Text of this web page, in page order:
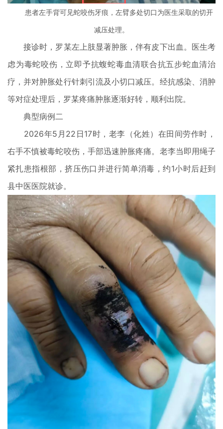
患者左手背可见蛇咬伤牙痕，左臂多处切口为医生采取的切开
减压处理。
接诊时，罗某左上肢显著肿胀，伴有皮下出血。医生考
虑为毒蛇咬伤，立即予抗蝮蛇毒血清联合抗五步蛇血清治
疗，并对肿胀处行针刺引流及小切口减压。经抗感染、消肿
等对症处理后，罗某疼痛肿胀逐渐好转，顺利出院。
典型病例二
2026年5月22日17时，老李（化姓）在田间劳作时，
右手不慎被毒蛇咬伤，手部迅速肿胀疼痛。老李当即用绳子
紧扎患指根部，挤压伤口并进行简单消毒，约1小时后赶到
县中医医院就诊。